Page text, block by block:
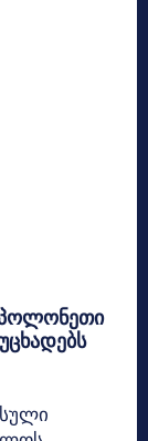
პოლონეთი